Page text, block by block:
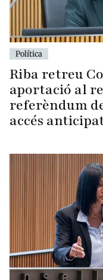
Política
Riba retreu
aportació al
referèndum
accés